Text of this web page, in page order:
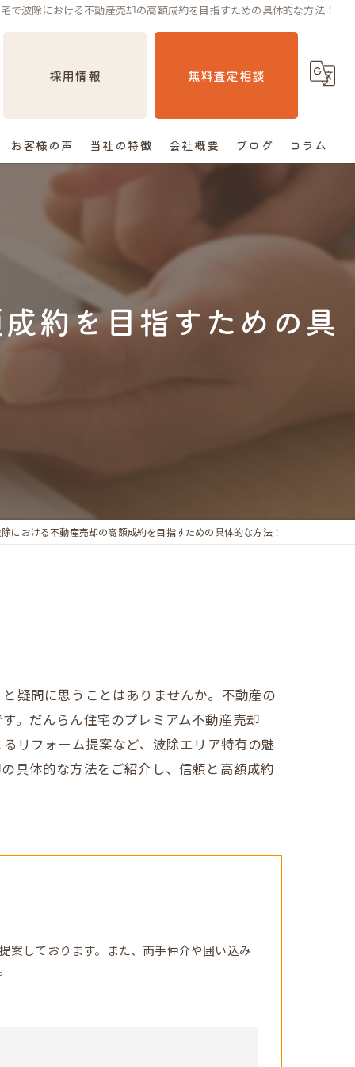
で波除における不動産売却の高額成約を目指すための具体的な方法！
採用情報 無料査定相談
お客様の声 当社の特徴
住み替え
会社概要 ブログ コラム
約を目指すための具
における不動産売却の高額成約を目指すための具体的な方法！
疑問に思うことはありませんか。不動産の
。だんらん住宅のプレミアム不動産売却
リフォーム提案など、波除エリア特有の魅
具体的な方法をご紹介し、信頼と高額成約
案しております。また、両手仲介や囲い込み